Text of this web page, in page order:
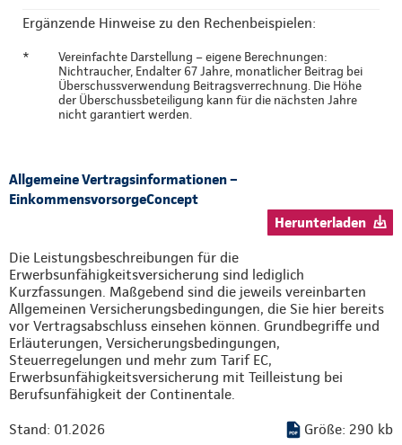
Ergänzende Hinweise zu den Rechenbeispielen:
*
Vereinfachte Darstellung – eigene Berechnungen:
Nichtraucher, Endalter 67 Jahre, monatlicher Beitrag bei
Überschussverwendung Beitragsverrechnung. Die Höhe
der Überschussbeteiligung kann für die nächsten Jahre
nicht garantiert werden.
Allgemeine Vertragsinformationen –
EinkommensvorsorgeConcept
Herunterladen
Die Leistungsbeschreibungen für die
Erwerbsunfähigkeitsversicherung sind lediglich
Kurzfassungen. Maßgebend sind die jeweils vereinbarten
Allgemeinen Versicherungsbedingungen, die Sie hier bereits
vor Vertragsabschluss einsehen können. Grundbegriffe und
Erläuterungen, Versicherungsbedingungen,
Steuerregelungen und mehr zum Tarif EC,
Erwerbsunfähigkeitsversicherung mit Teilleistung bei
Berufsunfähigkeit der Continentale.
Stand: 01.2026 Größe: 290 kb